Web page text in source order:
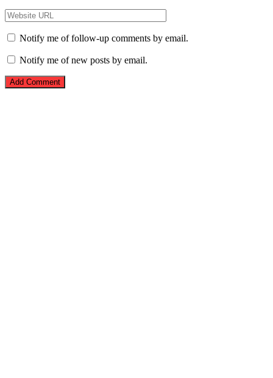
Notify me of follow-up comments by email.
Notify me of new posts by email.